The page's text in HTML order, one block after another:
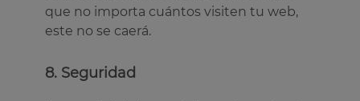
que no importa cuántos visiten tu web,
este no se caerá.
8. Seguridad